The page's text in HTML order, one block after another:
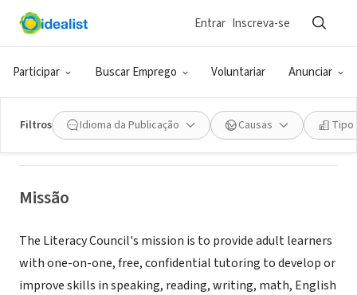
Participar Buscar Emprego Voluntariar Anunciar
Entrar Inscreva-se
Filtros Idioma da Publicação Causas Tipo
ONG (SETOR SOCIAL)
Literacy Council of Carroll County
Missão
The Literacy Council's mission is to provide adult learners
with one-on-one, free, confidential tutoring to develop or
improve skills in speaking, reading, writing, math, English